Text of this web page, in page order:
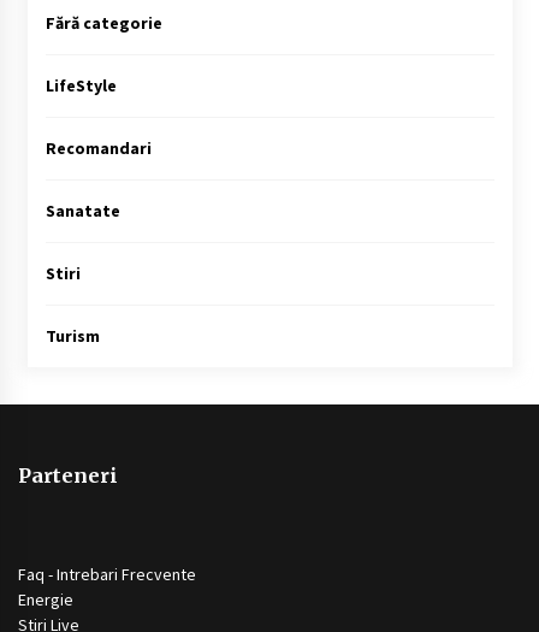
Fără categorie
LifeStyle
Recomandari
Sanatate
Stiri
Turism
Parteneri
Faq - Intrebari Frecvente
Energie
Stiri Live